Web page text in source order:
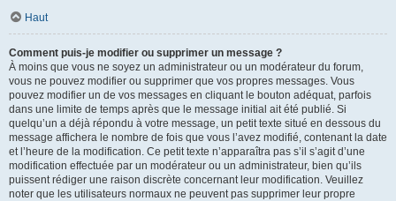
Haut
Comment puis-je modifier ou supprimer un message ?
À moins que vous ne soyez un administrateur ou un modérateur du forum,
vous ne pouvez modifier ou supprimer que vos propres messages. Vous
pouvez modifier un de vos messages en cliquant le bouton adéquat, parfois
dans une limite de temps après que le message initial ait été publié. Si
quelqu’un a déjà répondu à votre message, un petit texte situé en dessous du
message affichera le nombre de fois que vous l’avez modifié, contenant la date
et l’heure de la modification. Ce petit texte n’apparaîtra pas s’il s’agit d’une
modification effectuée par un modérateur ou un administrateur, bien qu’ils
puissent rédiger une raison discrète concernant leur modification. Veuillez
noter que les utilisateurs normaux ne peuvent pas supprimer leur propre